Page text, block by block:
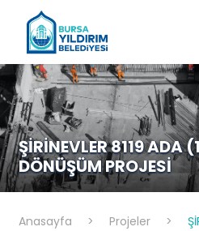
ŞİRİNEVLER 8119 ADA
DÖNÜŞÜM PROJESİ
Anasayfa > Projeler >